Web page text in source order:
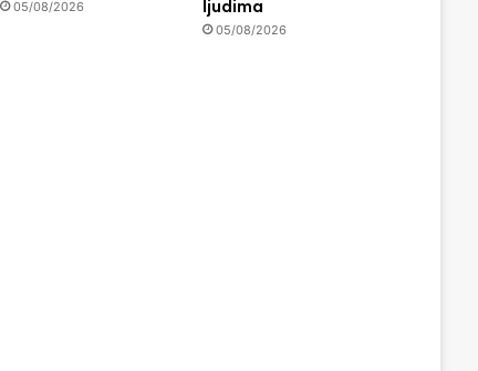
05/08/2026
ljudima
05/08/2026